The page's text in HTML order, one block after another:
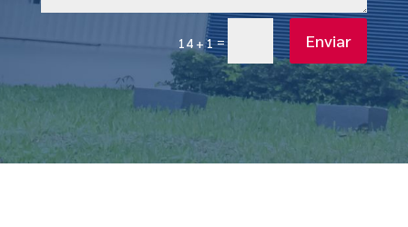
14 + 1= Enviar